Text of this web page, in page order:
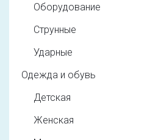
Оборудование
Струнные
Ударные
Одежда и обувь
Детская
Женская